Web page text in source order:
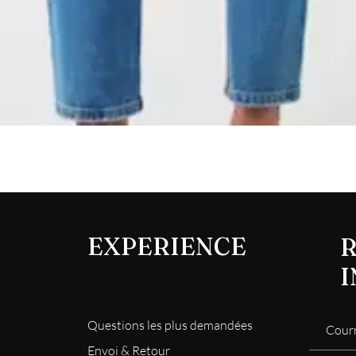
EXPERIENCE
Questions les plus demandées
Envoi & Retour